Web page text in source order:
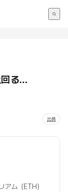
回る…
出典
アム（ETH）